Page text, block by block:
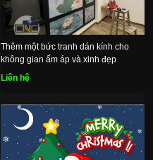
Thêm một bức tranh dán kính cho
không gian ấm áp và xinh đẹp
Liên hệ